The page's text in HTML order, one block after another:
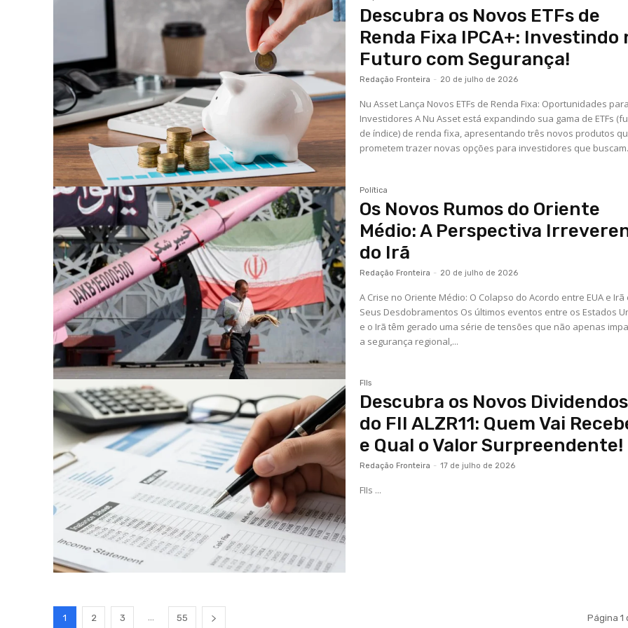
Descubra os Novos ETFs de
Renda Fixa IPCA+: Investindo
Futuro com Segurança!
Redação Fronteira - 20 de julho de 2026
Nu Asset Lança Novos ETFs de Renda Fixa: Oportunidades para
Investidores A Nu Asset está expandindo sua gama de ETFs
de índice) de renda fixa, apresentando três novos produtos
prometem trazer novas opções para investidores que
Política
Os Novos Rumos do Oriente
Médio: A Perspectiva
do Irã
Redação Fronteira - 20 de julho de 2026
A Crise no Oriente Médio: O Colapso do Acordo entre EUA e Irã
Seus Desdobramentos Os últimos eventos entre os Estados
e o Irã têm gerado uma série de tensões que não apenas
a segurança regional,...
FIIs
Descubra os Novos Dividendos
do FII ALZR11: Quem Vai
e Qual o Valor Surpreendente!
Redação Fronteira - 17 de julho de 2026
FIIs ...
1 2 3 55 Página 1